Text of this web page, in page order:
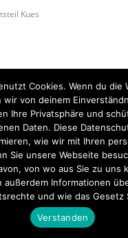
Kues
RD H-2 TÜR
Mitglied werden Über
Kontakt
Up Themes Ltd. Powered by
Cookies. Wenn du die
von deinem
Ihre Privatsphäre und
Daten. Diese
wie wir mit Ihren
Sie unsere Webseite
von wo aus Sie zu uns
außerdem Informationen
und wie das Gesetz
Verstanden